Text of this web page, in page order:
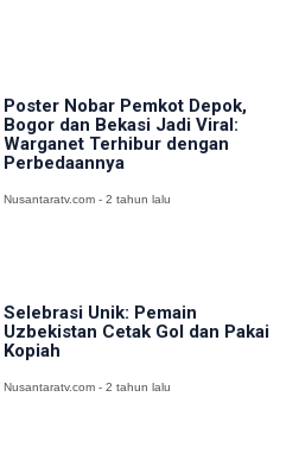
Poster Nobar Pemkot Depok,
Bogor dan Bekasi Jadi Viral:
Warganet Terhibur dengan
Perbedaannya
Nusantaratv.com - 2 tahun lalu
Selebrasi Unik: Pemain
Uzbekistan Cetak Gol dan Pakai
Kopiah
Nusantaratv.com - 2 tahun lalu